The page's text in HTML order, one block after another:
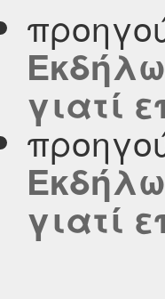
γιατί
γιατί